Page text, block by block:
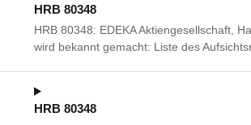
HRB 80348
HRB 80348: EDEKA Aktiengesellschaft,
wird bekannt gemacht: Liste des
HRB 80348